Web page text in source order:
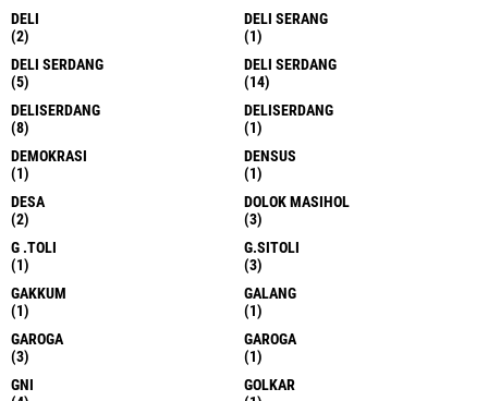
DELI
(2)
DELI SERANG
(1)
DELI SERDANG
(5)
DELI SERDANG
(14)
DELISERDANG
(8)
DELISERDANG
(1)
DEMOKRASI
(1)
DENSUS
(1)
DESA
(2)
DOLOK MASIHOL
(3)
G .TOLI
(1)
G.SITOLI
(3)
GAKKUM
(1)
GALANG
(1)
GAROGA
(3)
GAROGA
(1)
GNI
GOLKAR